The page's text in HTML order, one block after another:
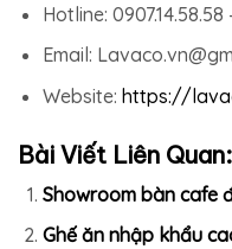
Hotline: 0907.14.58.58
Email:
Website: https://
Bài Viết Liên Quan:
Showroom bàn cafe
Ghế ăn nhập khẩu